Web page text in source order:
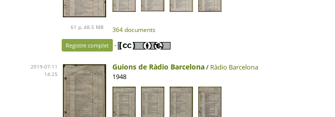
61 p, 48.5 MB 364 documents
Registre complet -
2019-07-11
14:25
Guions de Ràdio Barcelona/ Ràdio Barcelona
1948